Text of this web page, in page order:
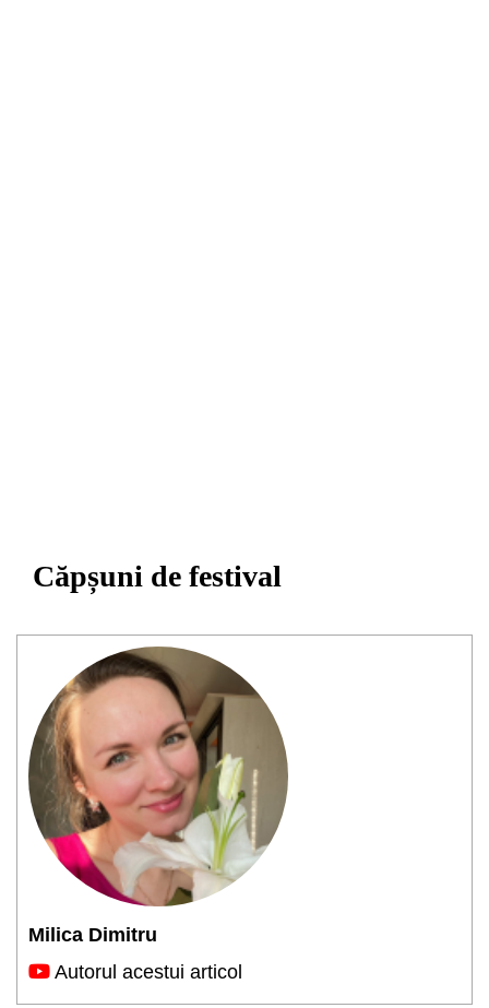
Căpșuni de festival
Milica Dimitru
Autorul acestui articol